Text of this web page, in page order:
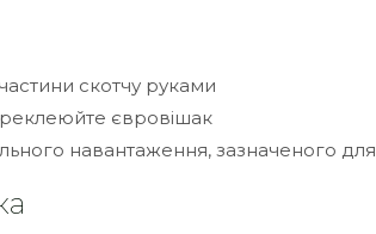
скотчу руками
євровішак
навантаження, зазначеного